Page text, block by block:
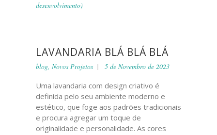
desenvolvimento)
LAVANDARIA BLÁ BLÁ BLÁ
blog, Novos Projetos 5 de Novembro de 2023
Uma lavandaria com design criativo é
definida pelo seu ambiente moderno e
estético, que foge aos padrões tradicionais
e procura agregar um toque de
originalidade e personalidade. As cores